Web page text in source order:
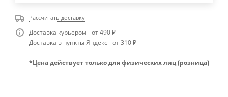
Рассчитать доставку
Доставка курьером - от 490 ₽
Доставка в пункты Яндекс - от 310 ₽
*Цена действует только для физических лиц (розница)